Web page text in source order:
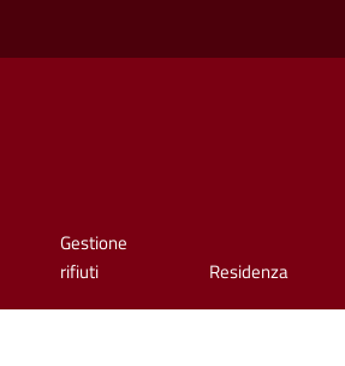
Gestione
rifiuti
Residenza